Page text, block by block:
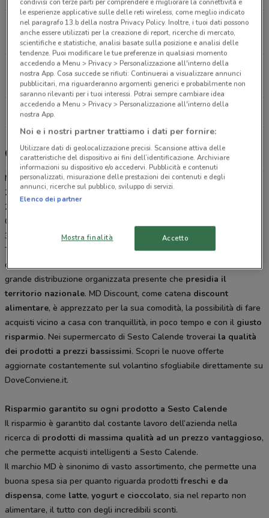
Via Verbano, 16 Oleggio
15.1 km
APERTO
Via Cecchi, 98 Gallarate
15.3 km
APERTO
Gli sconti del nuovo volantino MD e i negozi
MD è presente in vari punti della città: lo trovi in Corso C. B. Cavour
27 Dormelletto, VIA GIUSEPPE GIUSTI SNC Somma Lombardo, S.S.
229 - Km. 29 800 Borgomanero, Via Verbano 16 Oleggio, Via
Cecchi 98 Gallarate, Corso Xxv Aprile 15 Gozzano, Via Arese - S.S.
341 Robecchetto Con Induno, Via Bonicalza 45 Cassano Magnago.
Tutti i negozi sono aperti tutti i giorni dal Lunedì alla Domenica e
offrono i migliori prodotti per la tua spesa.
grande distribuzione organizzata presente che presidia il
territorio nazionale. MD Discount, come catena discount
alimentare, è apprezzato per la sua comodità, la possibilità di fare
acquisti vicino a casa con tranquillità, in poco tempo e con il giusto
risparmio. Nei supermercato di Sesto Calende troverai la qualità
dei prodotti a prezzi bassissimi. Scopri le nuove offerte
aggiornate costantemente sul volantino sfogliabile direttamente su
DoveConviene.it.
Risparmio garantito su ogni prodotto a Sesto Calende
Il risparmio è garantito dal costante lavoro dell’azienda nella
ricerca di prodotti di massima qualità ad un prezzo vantaggioso,
che permette acquisti intelligenti a Sesto Calende.
Il marchio MD è sinonimo di vasto assortimento, che permette una
buona spesa sia per quanto riguarda prodottifreschi e da
dispensa, come latte, yogurt e cioccolato, sia nel reparto non
alimentare, il tutto con degli incredibili sconti.
condivisi con terze parti per comprendere e migliorare la connettività e
le esperienze applicative sulle delle reti wireless, come meglio indicato
nel paragrafo 13.b della nostra Privacy Policy. Inoltre, i tuoi dati possono
anche essere utilizzati per la creazione di report, ricerche di mercato,
scientifiche e statistiche, analisi basate sulla posizione e analisi delle
tendenze. Puoi modificare le tue preferenze in qualsiasi momento
accedendo a Menu > Privacy > Personalizzazione all'interno della
nostra App. Cosa succede se rifiuti: Continuerai a visualizzare annunci
pubblicitari, ma riguarderanno argomenti generici e probabilmente non
saranno rilevanti per i tuoi interessi. Potrai sempre cambiare idea
accedendo a Menu > Privacy > Personalizzazione all'interno della
nostra App.
Noi e i nostri partner trattiamo i dati per fornire:
Utilizzare dati di geolocalizzazione precisi. Scansione attiva delle
caratteristiche del dispositivo ai fini dell’identificazione. Archiviare
informazioni su dispositivo e/o accedervi. Pubblicità e contenuti
personalizzati, misurazione delle prestazioni dei contenuti e degli
annunci, ricerche sul pubblico, sviluppo di servizi.
Elenco dei partner
Mostra finalità Accetto